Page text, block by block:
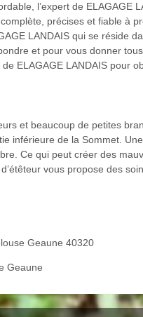
l’expert de ELAGAGE
précises et fiable à
LANDAIS qui se réside
et pour vous donner
ELAGAGE LANDAIS pour
et beaucoup de petites
inférieure de la Sommet.
Ce qui peut créer des
vous propose des
Geaune 40320
Geaune